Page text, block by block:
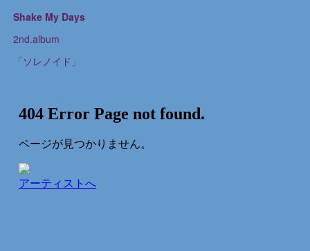
Shake My Days
2nd.album
「ソレノイド」